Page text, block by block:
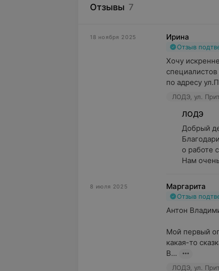
Отзывы 7
18 ноября 2025 Ирина
Отзыв
Хочу
по адресу
ЛОДЭ, ул.
ЛОДЭ
Добрый
о работе
Нам
8 июля 2025 Маргарита
Отзыв
Антон
Мой первый
какая-то
В...
ЛОДЭ, ул.